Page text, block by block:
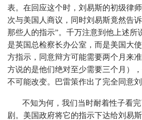
表。在回应这个时，刘易斯的初级律
次与美国人商议，同时刘易斯竟然告
那些人的指示”。千万注意到他上述所
是英国总检察长办公室，而是美国大
方指示，同意辩方可能需要两个月来
方说的是他们绝对至少需要三个月）
不可能改变。巴雷策作出了完全同意刘
不知为何，我们当时耐着性子看
剧。美国政府将它的指示下达给刘易